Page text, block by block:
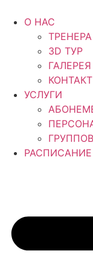
содержимому
О НАС
ТРЕНЕРА
3D ТУР
ГАЛЕРЕЯ
УСЛУГИ
РАСПИСАНИЕ